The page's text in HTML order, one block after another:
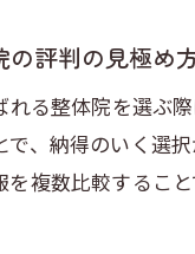
施
費用相
整
費
評判の見極め
る整体院を選ぶ
、納得のいく選
複数比較するこ